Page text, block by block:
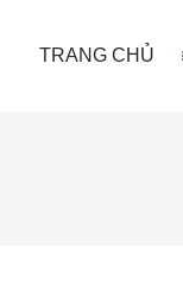
TRANG CHỦ